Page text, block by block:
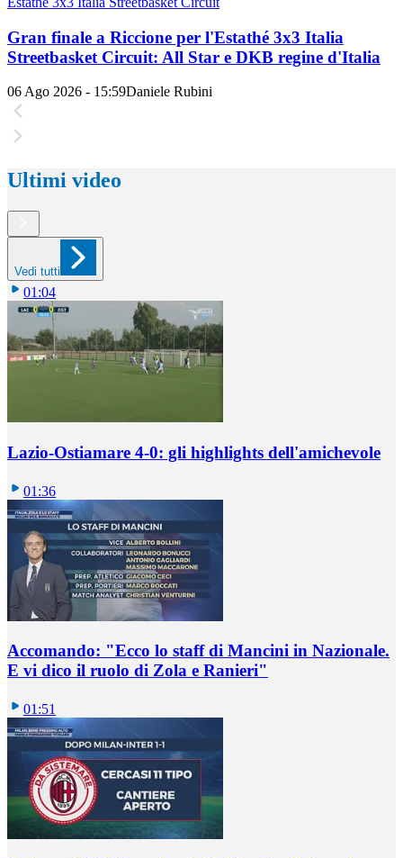
Gran finale a Riccione per l'Estathé 3x3 Italia
Streetbasket Circuit: All Star e DKB regine d'Italia
06 Ago 2026 - 15:59Daniele Rubini
Ultimi video
Vedi tutti
01:04
Lazio-Ostiamare 4-0: gli highlights dell'amichevole
01:36
Accomando: "Ecco lo staff di Mancini in Nazionale.
E vi dico il ruolo di Zola e Ranieri"
01:51